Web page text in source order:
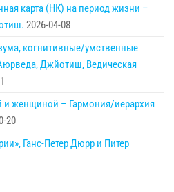
карта (НК) на период жизни –
2026-04-08
когнитивные/умственные
Джйотиш, Ведическая
женщиной – Гармония/иерархия
20
Ганс-Петер Дюрр и Питер